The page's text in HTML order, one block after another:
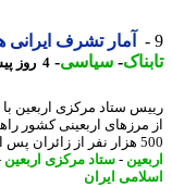
آمار تشرف ایرانی ها
-سیاسی-4 روز پیش - سه شنبه 13 مرداد 1405، 19:00
اربعینی کشور راهی
-ستاد مرکزی اربعین -
ایران